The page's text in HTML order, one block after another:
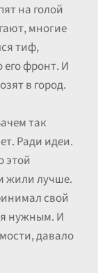
на голой
многие
тиф,
его фронт. И
в город.
так
Ради идеи.
этой
жили лучше.
свой
нужным. И
давало